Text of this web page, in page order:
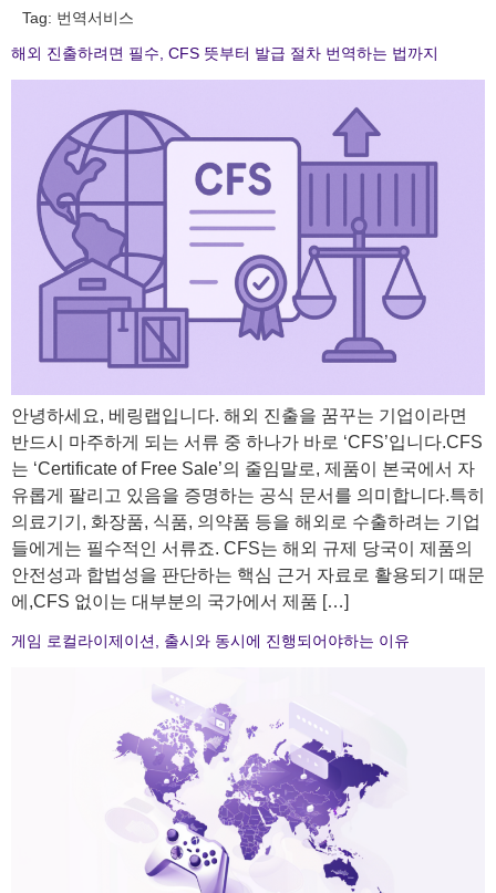
Tag: 번역서비스
해외 진출하려면 필수, CFS 뜻부터 발급 절차 번역하는 법까지
안녕하세요, 베링랩입니다. 해외 진출을 꿈꾸는 기업이라면
반드시 마주하게 되는 서류 중 하나가 바로 ‘CFS’입니다.CFS
는 ‘Certificate of Free Sale’의 줄임말로, 제품이 본국에서 자
유롭게 팔리고 있음을 증명하는 공식 문서를 의미합니다.특히
의료기기, 화장품, 식품, 의약품 등을 해외로 수출하려는 기업
들에게는 필수적인 서류죠. CFS는 해외 규제 당국이 제품의
안전성과 합법성을 판단하는 핵심 근거 자료로 활용되기 때문
에,CFS 없이는 대부분의 국가에서 제품 […]
게임 로컬라이제이션, 출시와 동시에 진행되어야하는 이유